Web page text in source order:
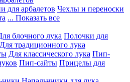
для арбалетов Чехлы и переноски
... Показать все
блочного лука Полочки для
Для традиционного лука
Для классического лука Пип-
Пип-сайты Прицелы для